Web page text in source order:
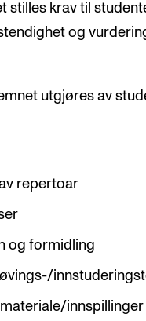
stilles krav til
og
utgjøres av
repertoar
og formidling
innspillinger